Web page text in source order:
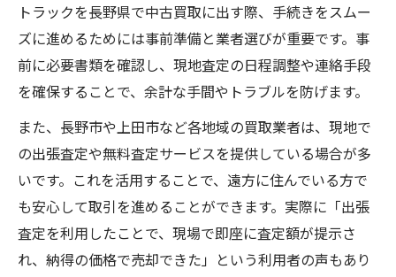
トラックを長野県で中古買取に出す際、手続きをスムー
ズに進めるためには事前準備と業者選びが重要です。事
前に必要書類を確認し、現地査定の日程調整や連絡手段
を確保することで、余計な手間やトラブルを防げます。
また、長野市や上田市など各地域の買取業者は、現地で
の出張査定や無料査定サービスを提供している場合が多
いです。これを活用することで、遠方に住んでいる方で
も安心して取引を進めることができます。実際に「出張
査定を利用したことで、現場で即座に査定額が提示さ
れ、納得の価格で売却できた」という利用者の声もあり